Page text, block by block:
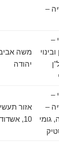
משה
יהודה
אזור תעשיה
10, אשדוד